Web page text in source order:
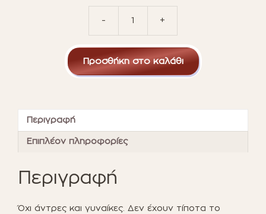
-
ΚΑΤΩ
ΑΠΟ
ΤΟΝ
ΗΛΙΟ
+
Προσθήκη στο καλάθι
Περιγραφή
Επιπλέον πληροφορίες
Περιγραφή
Όχι άντρες και γυναίκες. Δεν έχουν τίποτα το